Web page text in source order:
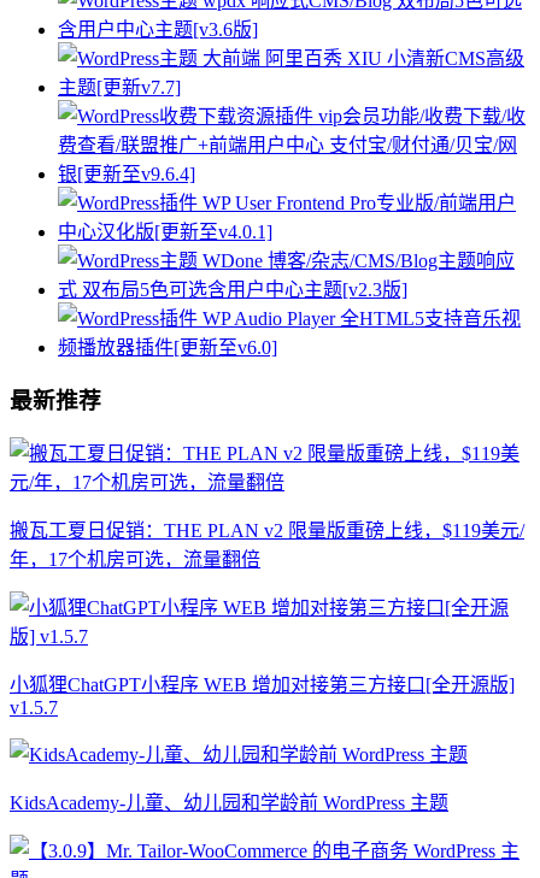
最新推荐
搬瓦工夏日促销：THE PLAN v2 限量版重磅上线，$119美元/
年，17个机房可选，流量翻倍
小狐狸ChatGPT小程序 WEB 增加对接第三方接口[全开源版]
v1.5.7
KidsAcademy-儿童、幼儿园和学龄前 WordPress 主题